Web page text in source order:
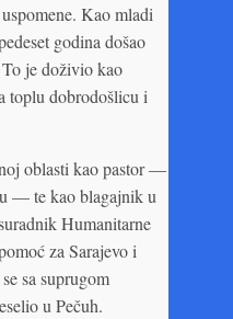
Kao mladi
godina došao
je doživio kao
toplu dobrodošlicu i
oblasti kao pastor —
— te kao blagajnik u
Humanitarne
za Sarajevo i
sa suprugom
u Pečuh.